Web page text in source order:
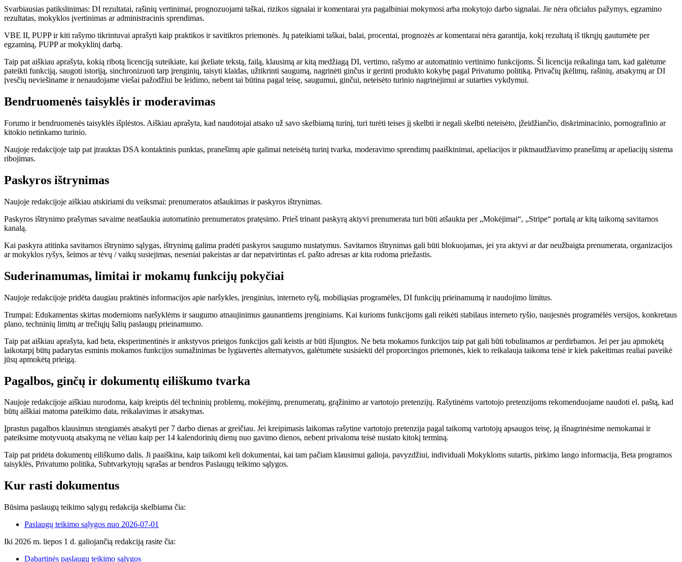
Svarbiausias patikslinimas: DI rezultatai, rašinių vertinimai, prognozuojami taškai, rizikos signalai ir komentarai yra pagalbiniai mokymosi arba mokytojo darbo signalai. Jie nėra oficialus pažymys, egzamino
rezultatas, mokyklos įvertinimas ar administracinis sprendimas.
VBE II, PUPP ir kiti rašymo tikrintuvai aprašyti kaip praktikos ir savitikros priemonės. Jų pateikiami taškai, balai, procentai, prognozės ar komentarai nėra garantija, kokį rezultatą iš tikrųjų gautumėte per
egzaminą, PUPP ar mokyklinį darbą.
Taip pat aiškiau aprašyta, kokią ribotą licenciją suteikiate, kai įkeliate tekstą, failą, klausimą ar kitą medžiagą DI, vertimo, rašymo ar automatinio vertinimo funkcijoms. Ši licencija reikalinga tam, kad galėtume
pateikti funkciją, saugoti istoriją, sinchronizuoti tarp įrenginių, taisyti klaidas, užtikrinti saugumą, nagrinėti ginčus ir gerinti produkto kokybę pagal Privatumo politiką. Privačių įkėlimų, rašinių, atsakymų ar DI
įvesčių neviešiname ir nenaudojame viešai pažodžiui be leidimo, nebent tai būtina pagal teisę, saugumui, ginčui, neteisėto turinio nagrinėjimui ar sutarties vykdymui.
Bendruomenės taisyklės ir moderavimas
Forumo ir bendruomenės taisyklės išplėstos. Aiškiau aprašyta, kad naudotojai atsako už savo skelbiamą turinį, turi turėti teises jį skelbti ir negali skelbti neteisėto, įžeidžiančio, diskriminacinio, pornografinio ar
kitokio netinkamo turinio.
Naujoje redakcijoje taip pat įtrauktas DSA kontaktinis punktas, pranešimų apie galimai neteisėtą turinį tvarka, moderavimo sprendimų paaiškinimai, apeliacijos ir piktnaudžiavimo pranešimų ar apeliacijų sistema
ribojimas.
Paskyros ištrynimas
Naujoje redakcijoje aiškiau atskiriami du veiksmai: prenumeratos atšaukimas ir paskyros ištrynimas.
Paskyros ištrynimo prašymas savaime neatšaukia automatinio prenumeratos pratęsimo. Prieš trinant paskyrą aktyvi prenumerata turi būti atšaukta per „Mokėjimai“, „Stripe“ portalą ar kitą taikomą savitarnos
kanalą.
Kai paskyra atitinka savitarnos ištrynimo sąlygas, ištrynimą galima pradėti paskyros saugumo nustatymus. Savitarnos ištrynimas gali būti blokuojamas, jei yra aktyvi ar dar neužbaigta prenumerata, organizacijos
ar mokyklos ryšys, šeimos ar tėvų / vaikų susiejimas, neseniai pakeistas ar dar nepatvirtintas el. pašto adresas ar kita rodoma priežastis.
Suderinamumas, limitai ir mokamų funkcijų pokyčiai
Naujoje redakcijoje pridėta daugiau praktinės informacijos apie naršykles, įrenginius, interneto ryšį, mobiliąsias programėles, DI funkcijų prieinamumą ir naudojimo limitus.
Trumpai: Edukamentas skirtas modernioms naršyklėms ir saugumo atnaujinimus gaunantiems įrenginiams. Kai kurioms funkcijoms gali reikėti stabilaus interneto ryšio, naujesnės programėlės versijos, konkretaus
plano, techninių limitų ar trečiųjų šalių paslaugų prieinamumo.
Taip pat aiškiau aprašyta, kad beta, eksperimentinės ir ankstyvos prieigos funkcijos gali keistis ar būti išjungtos. Ne beta mokamos funkcijos taip pat gali būti tobulinamos ar perdirbamos. Jei per jau apmokėtą
laikotarpį būtų padarytas esminis mokamos funkcijos sumažinimas be lygiavertės alternatyvos, galėtumėte susisiekti dėl proporcingos priemonės, kiek to reikalauja taikoma teisė ir kiek pakeitimas realiai paveikė
jūsų apmokėtą prieigą.
Pagalbos, ginčų ir dokumentų eiliškumo tvarka
Naujoje redakcijoje aiškiau nurodoma, kaip kreiptis dėl techninių problemų, mokėjimų, prenumeratų, grąžinimo ar vartotojo pretenzijų. Rašytinėms vartotojo pretenzijoms rekomenduojame naudoti el. paštą, kad
būtų aiškiai matoma pateikimo data, reikalavimas ir atsakymas.
Įprastus pagalbos klausimus stengiamės atsakyti per 7 darbo dienas ar greičiau. Jei kreipimasis laikomas rašytine vartotojo pretenzija pagal taikomą vartotojų apsaugos teisę, ją išnagrinėsime nemokamai ir
pateiksime motyvuotą atsakymą ne vėliau kaip per 14 kalendorinių dienų nuo gavimo dienos, nebent privaloma teisė nustato kitokį terminą.
Taip pat pridėta dokumentų eiliškumo dalis. Ji paaiškina, kaip taikomi keli dokumentai, kai tam pačiam klausimui galioja, pavyzdžiui, individuali Mokykloms sutartis, pirkimo lango informacija, Beta programos
taisyklės, Privatumo politika, Subtvarkytojų sąrašas ar bendros Paslaugų teikimo sąlygos.
Kur rasti dokumentus
Būsima paslaugų teikimo sąlygų redakcija skelbiama čia:
Paslaugų teikimo sąlygos nuo 2026-07-01
Iki 2026 m. liepos 1 d. galiojančią redakciją rasite čia:
Dabartinės paslaugų teikimo sąlygos